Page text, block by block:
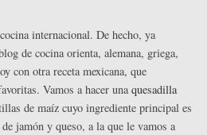
internacional. De hecho, ya
de cocina orienta, alemana, griega,
con otra receta mexicana, que
Vamos a hacer unaquesadilla
de maíz cuyo ingrediente principal es
jamón y queso, a la que le vamos a